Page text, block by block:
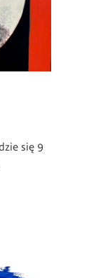
się 9